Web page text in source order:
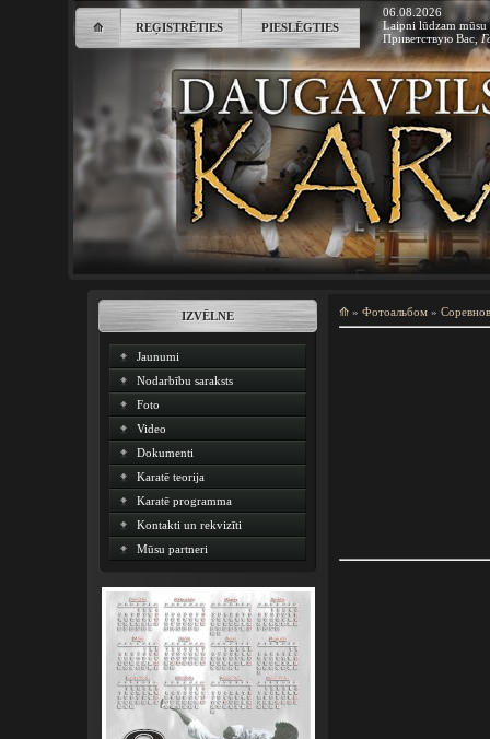
⟰ REĢISTRĒTIES PIESLĒGTIES
06.08.2026
Laipni lūdzam mūsu
Приветствую Вас ,
IZVĒLNE
Jaunumi
Nodarbību saraksts
Foto
Video
Dokumenti
Karatē teorija
Karatē programma
Kontakti un rekvizīti
Mūsu partneri
⟰ » Фотоальбом »